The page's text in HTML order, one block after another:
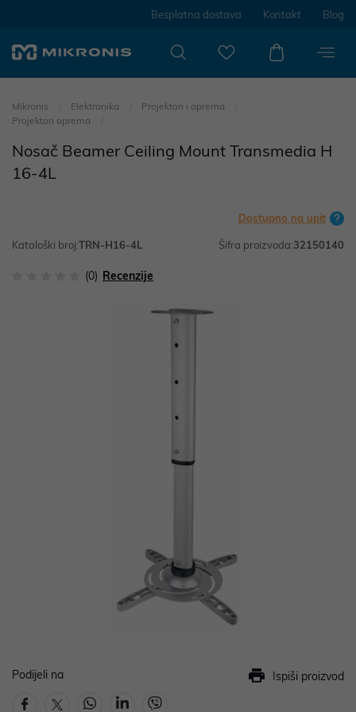
Besplatna dostava Kontakt Blog
Mikronis Elektronika
Projektori i oprema
Projektori oprema
Nosač Beamer Ceiling Mount Transmedia H
16-4L
Dostupno na upit
Kataloški broj:TRN-H16-4L Šifra proizvoda:32150140
(0) Recenzije
Podijeli na Ispiši proizvod